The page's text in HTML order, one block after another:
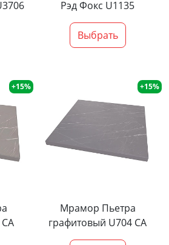
Рэд Фокс U1135
Выбрать
+15% +15%
Мрамор Пьетра
графитовый U704 CA